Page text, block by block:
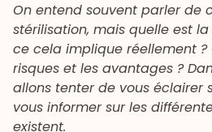
On entend souvent parler de
stérilisation, mais quelle est la
ce cela implique réellement ?
risques et les avantages ?
allons tenter de vous éclairer
vous informer sur les
existent.